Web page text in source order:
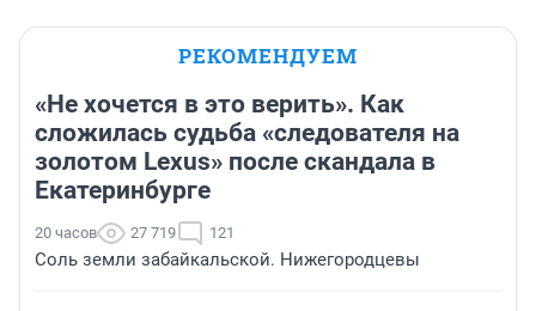
РЕКОМЕНДУЕМ
«Не хочется в это верить». Как
сложилась судьба «следователя на
золотом Lexus» после скандала в
Екатеринбурге
20 часов 27 719 121
Соль земли забайкальской. Нижегородцевы